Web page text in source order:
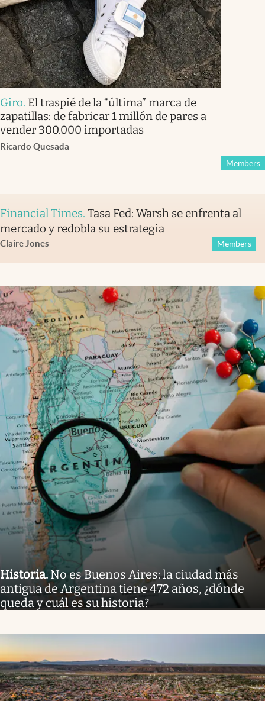
Giro. El traspié de la “última” marca de
zapatillas: de fabricar 1 millón de pares a
vender 300.000 importadas
Ricardo Quesada
Members
Financial Times. Tasa Fed: Warsh se enfrenta al
mercado y redobla su estrategia
Claire Jones Members
Historia. No es Buenos Aires: la ciudad más
antigua de Argentina tiene 472 años, ¿dónde
queda y cuál es su historia?